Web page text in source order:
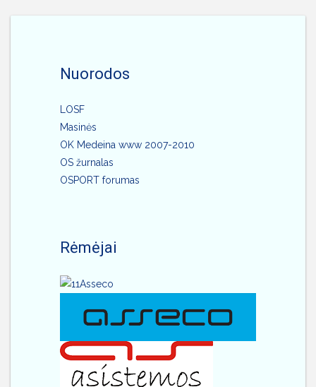
Nuorodos
LOSF
Masinės
OK Medeina www 2007-2010
OS žurnalas
OSPORT forumas
Rėmėjai